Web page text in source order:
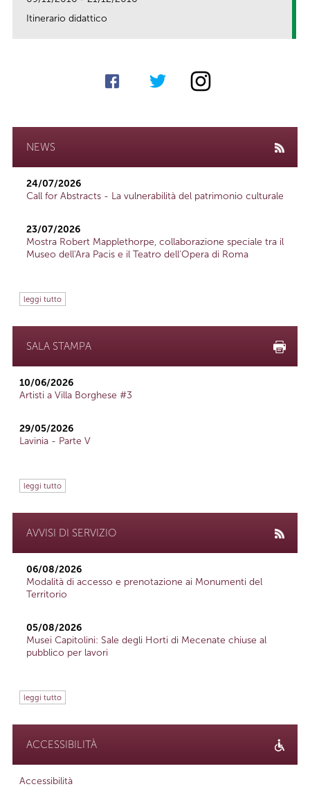
Itinerario didattico
NEWS
24/07/2026
Call for Abstracts - La vulnerabilità del patrimonio culturale
23/07/2026
Mostra Robert Mapplethorpe, collaborazione speciale tra il
Museo dell'Ara Pacis e il Teatro dell'Opera di Roma
leggi tutto
SALA STAMPA
10/06/2026
Artisti a Villa Borghese #3
29/05/2026
Lavinia - Parte V
leggi tutto
AVVISI DI SERVIZIO
06/08/2026
Modalità di accesso e prenotazione ai Monumenti del
Territorio
05/08/2026
Musei Capitolini: Sale degli Horti di Mecenate chiuse al
pubblico per lavori
leggi tutto
ACCESSIBILITÀ
Accessibilità